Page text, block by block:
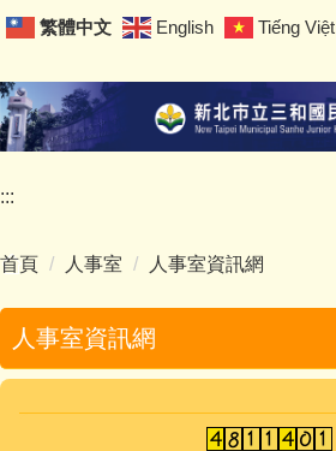
跳
要
內
區
繁體中文 English Tiếng Việt
:::
首頁 人事室 人事室資訊網
人事室資訊網